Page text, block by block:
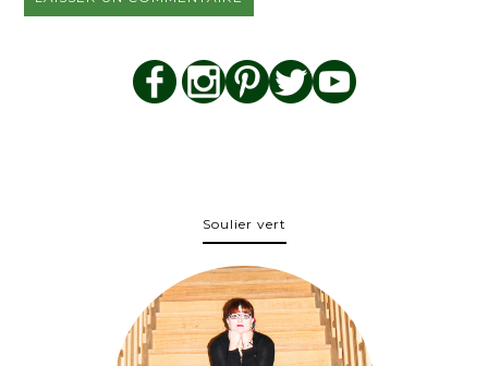
Soulier vert